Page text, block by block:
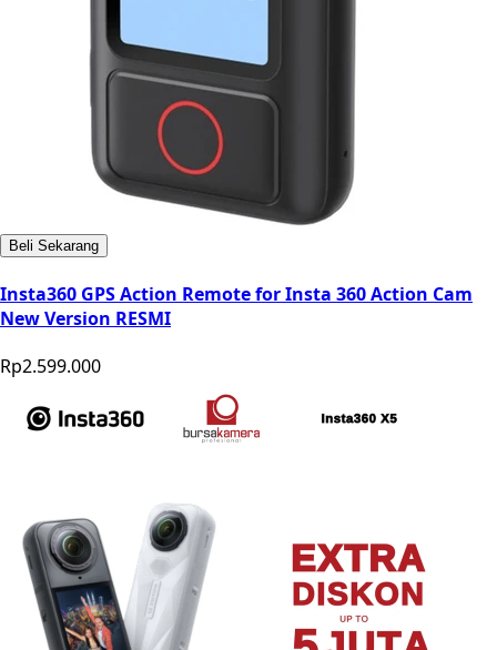
Beli Sekarang
Insta360 GPS Action Remote for Insta 360 Action Cam
New Version RESMI
Rp2.599.000